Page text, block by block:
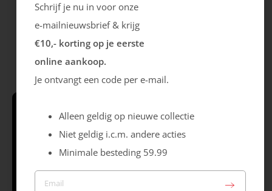
Schrijf je in & krijg €10,- korting* op je
eerste online aankoop!
Volg ons
Schrijf je nu in voor onze
e-mailnieuwsbrief & krijg
€10,- korting op je eerste
online aankoop.
Je ontvangt een code per e-mail.
Alleen geldig op nieuwe collectie
Niet geldig i.c.m. andere acties
Minimale besteding 59.99